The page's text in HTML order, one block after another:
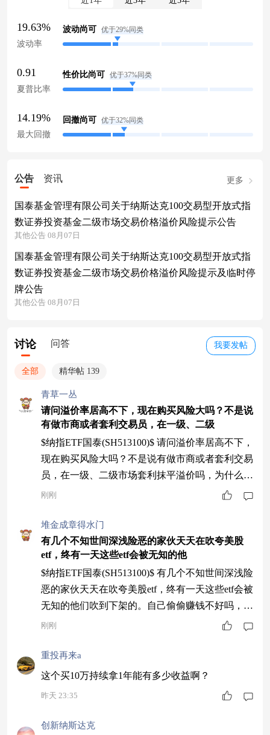
19.63%
波动率
波动尚可 优于29%同类
0.91
夏普比率
性价比尚可 优于37%同类
14.19%
最大回撤
回撤尚可 优于32%同类
公告 资讯 更多
国泰基金管理有限公司关于纳斯达克100交易型开放式指
数证券投资基金二级市场交易价格溢价风险提示公告
其他公告 08月07日
国泰基金管理有限公司关于纳斯达克100交易型开放式指
数证券投资基金二级市场交易价格溢价风险提示及临时停
牌公告
其他公告 08月07日
我要发帖
讨论 问答
全部 精华帖 139
青草一丛
请问溢价率居高不下，现在购买风险大吗？不是说
有做市商或者套利交易员，在一级、二级
$纳指ETF国泰(SH513100)$ 请问溢价率居高不下，
现在购买风险大吗？不是说有做市商或者套利交易
员，在一级、二级市场套利抹平溢价吗，为什么溢
价率没有下来？
刚刚
堆金成章得水门
有几个不知世间深浅险恶的家伙天天在吹夸美股
etf，终有一天这些etf会被无知的他
$纳指ETF国泰(SH513100)$ 有几个不知世间深浅险
恶的家伙天天在吹夸美股etf，终有一天这些etf会被
无知的他们吹到下架的。自己偷偷赚钱不好吗，非
要让全世界知道自己也能赚钱了。
刚刚
重投再来a
这个买10万持续拿1年能有多少收益啊？
昨天 23:35
创新纳斯达克